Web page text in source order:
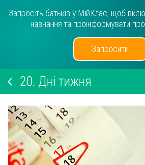
Запросіть батьків у МійКлас, щоб
навчання та проінформувати про
Запросити
20. Дні тижня